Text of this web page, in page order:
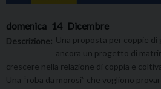
domenica 14 Dicembre
Descrizione: Una proposta per coppie di
ancora un progetto di
crescere nella relazione di coppia e
Una “roba da morosi” che vogliono